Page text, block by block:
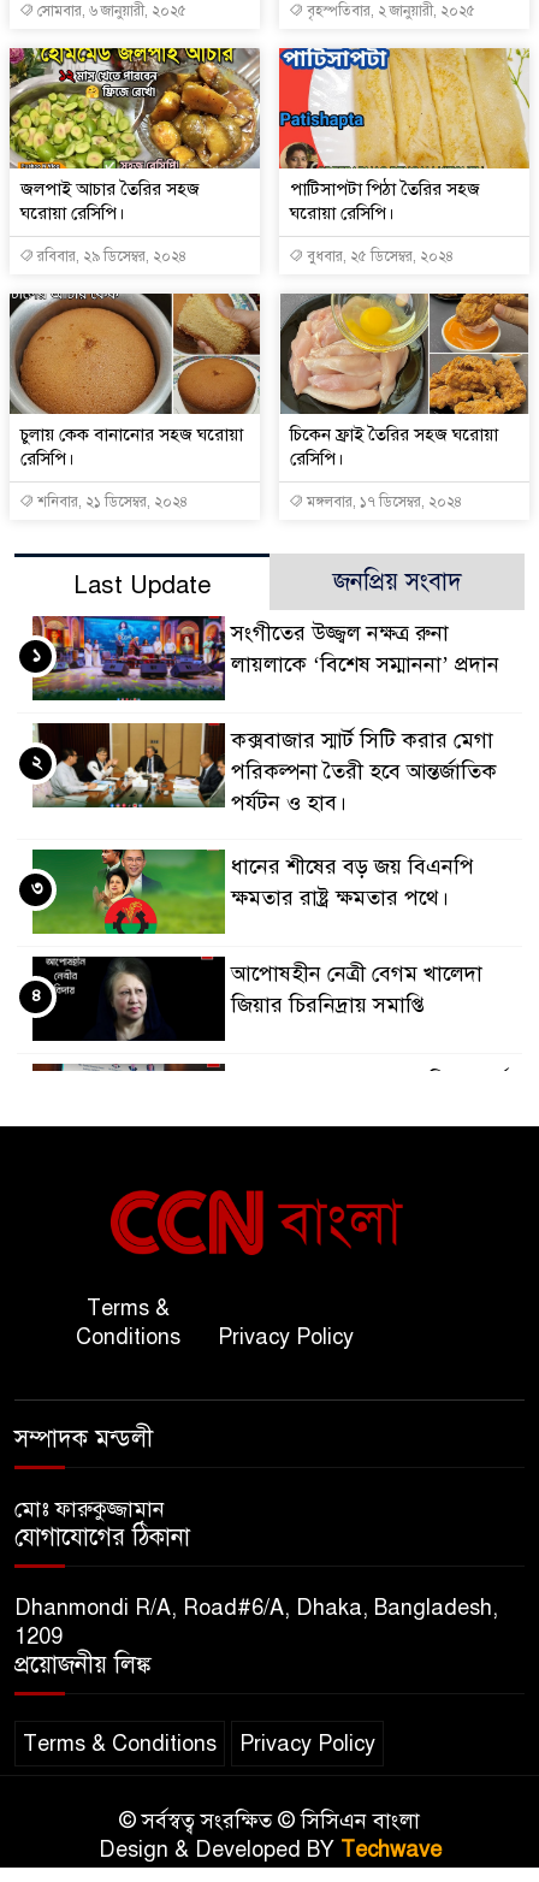
সোমবার, ৬ জানুয়ারী, ২০২৫ বৃহস্পতিবার, ২ জানুয়ারী, ২০২৫
জলপাই আচার তৈরির সহজ
ঘরোয়া রেসিপি।
রবিবার, ২৯ ডিসেম্বর, ২০২৪
পাটিসাপটা পিঠা তৈরির সহজ
ঘরোয়া রেসিপি।
বুধবার, ২৫ ডিসেম্বর, ২০২৪
চুলায় কেক বানানোর সহজ ঘরোয়া
রেসিপি।
শনিবার, ২১ ডিসেম্বর, ২০২৪
চিকেন ফ্রাই তৈরির সহজ ঘরোয়া
রেসিপি।
মঙ্গলবার, ১৭ ডিসেম্বর, ২০২৪
Last Update জনপ্রিয় সংবাদ
সংগীতের উজ্জ্বল নক্ষত্র রুনা
লায়লাকে ‘বিশেষ সম্মাননা’ প্রদান
১
কক্সবাজার স্মার্ট সিটি করার মেগা
পরিকল্পনা তৈরী হবে আন্তর্জাতিক
পর্যটন ও হাব।
২
ধানের শীষের বড় জয় বিএনপি
ক্ষমতার রাষ্ট্র ক্ষমতার পথে।
৩
আপোষহীন নেত্রী বেগম খালেদা
জিয়ার চিরনিদ্রায় সমাপ্তি
৪
বাংলাদেশ ও কুয়েত: সেনাপ্রধান এবং
সহ-পররাষ্ট্রমন্ত্রীর সৌজন্য সাক্ষাৎ
অতিরিক্ত পুলিশ মহাপরিদর্শক
বিপিআই-এর জ্বালানি প্রশিক্ষণ
৯
সুমাইয়া হারুন: মিস মাল্টিন্যাশনাল
১০
Terms &
Conditions
Privacy Policy
সম্পাদক মন্ডলী
মোঃ ফারুকুজ্জামান
যোগাযোগের ঠিকানা
Dhanmondi R/A, Road#6/A, Dhaka, Bangladesh,
1209
প্রয়োজনীয় লিঙ্ক
Terms & Conditions Privacy Policy
© সর্বস্বত্ব সংরক্ষিত © সিসিএন বাংলা
Design & Developed BY Techwave